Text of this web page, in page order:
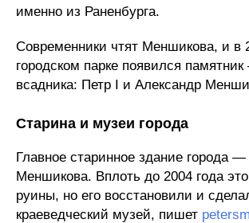
именно из Раненбурга.
Современники чтят Меншикова, и в
городском парке появился
всадника: Петр I и Александр
Старина и музеи города
Главное старинное здание города
Меншикова. Вплоть до 2004 года
руины, но его восстановили и
краеведческий музей, пишет